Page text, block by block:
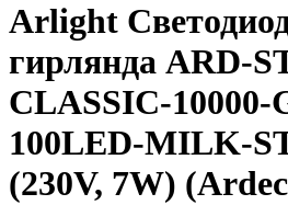
Arlight
гирлянда ARD-
CLASSIC-10000-
100LED-MILK-
(230V, 7W)